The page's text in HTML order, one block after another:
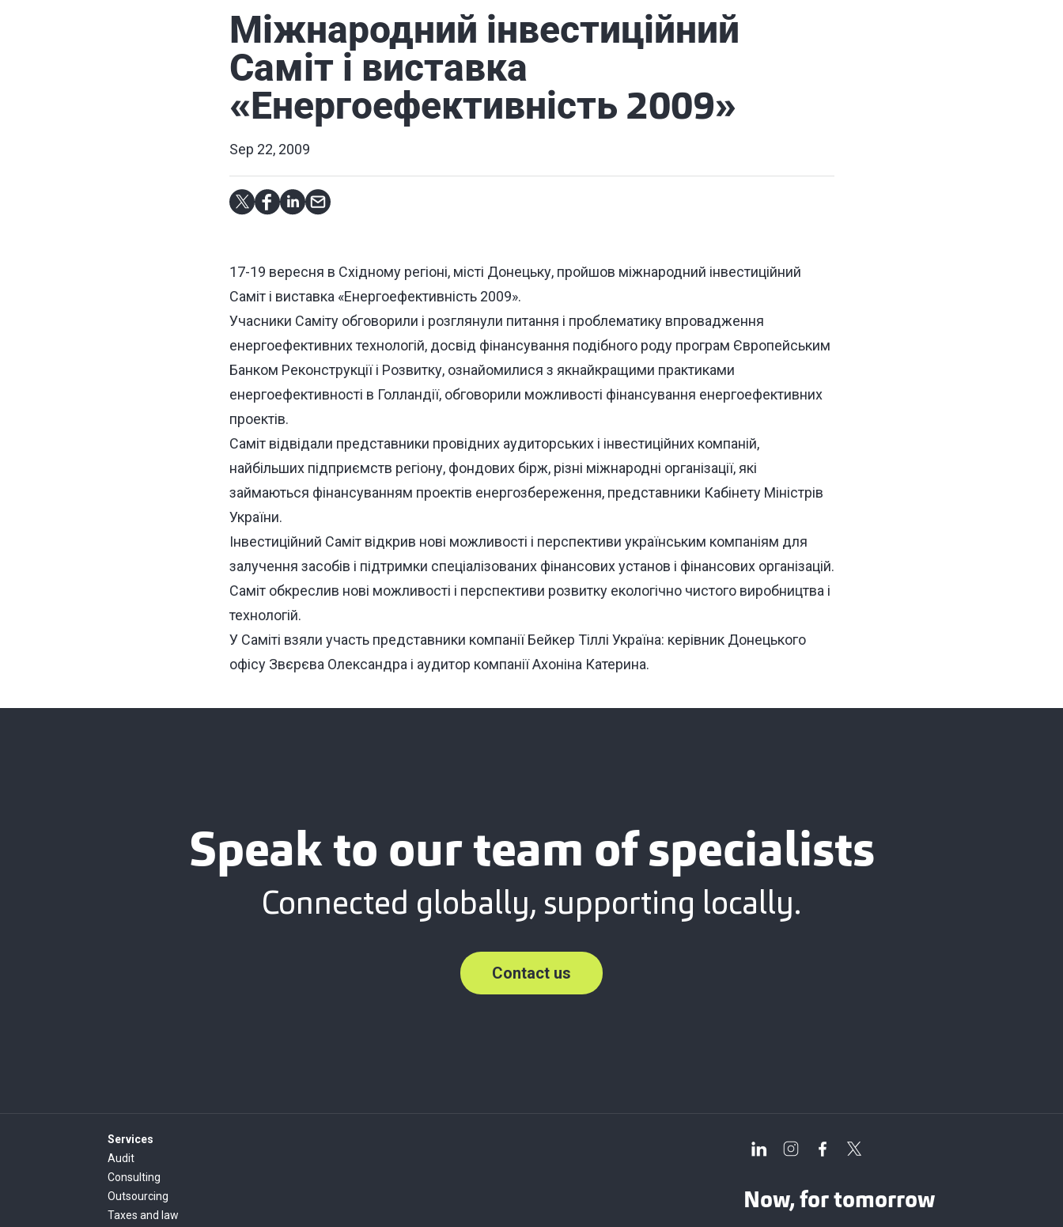
Міжнародний інвестиційний
Саміт і виставка
«Енергоефективність 2009»
Sep 22, 2009
17-19 вересня в Східному регіоні, місті Донецьку, пройшов міжнародний інвестиційний
Саміт і виставка «Енергоефективність 2009».
Учасники Саміту обговорили і розглянули питання і проблематику впровадження
енергоефективних технологій, досвід фінансування подібного роду програм Європейським
Банком Реконструкції і Розвитку, ознайомилися з якнайкращими практиками
енергоефективності в Голландії, обговорили можливості фінансування енергоефективних
проектів.
Саміт відвідали представники провідних аудиторських і інвестиційних компаній,
найбільших підприємств регіону, фондових бірж, різні міжнародні організації, які
займаються фінансуванням проектів енергозбереження, представники Кабінету Міністрів
України.
Інвестиційний Саміт відкрив нові можливості і перспективи українським компаніям для
залучення засобів і підтримки спеціалізованих фінансових установ і фінансових організацій.
Саміт обкреслив нові можливості і перспективи розвитку екологічно чистого виробництва і
технологій.
У Саміті взяли участь представники компанії Бейкер Тіллі Україна: керівник Донецького
офісу Звєрєва Олександра і аудитор компанії Ахоніна Катерина.
Speak to our team of specialists
Connected globally, supporting locally.
Contact us
Services
Audit
Consulting
Outsourcing
Taxes and law
Now, for tomorrow